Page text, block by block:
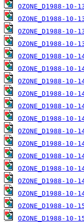
OZONE_D1988-10-
OZONE_D1988-10-
OZONE_D1988-10-
OZONE_D1988-10-
OZONE_D1988-10-
OZONE_D1988-10-
OZONE_D1988-10-
OZONE_D1988-10-
OZONE_D1988-10-
OZONE_D1988-10-
OZONE_D1988-10-
OZONE_D1988-10-
OZONE_D1988-10-
OZONE_D1988-10-
OZONE_D1988-10-
OZONE_D1988-10-
OZONE_D1988-10-
OZONE_D1988-10-